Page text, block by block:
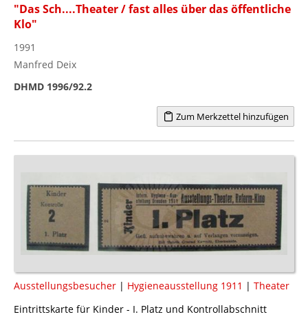
"Das Sch....Theater / fast alles über das öffentliche
Klo"
1991
Manfred Deix
DHMD 1996/92.2
Zum Merkzettel hinzufügen
Ausstellungsbesucher | Hygieneausstellung 1911 | Theater
Eintrittskarte für Kinder - I. Platz und Kontrollabschnitt